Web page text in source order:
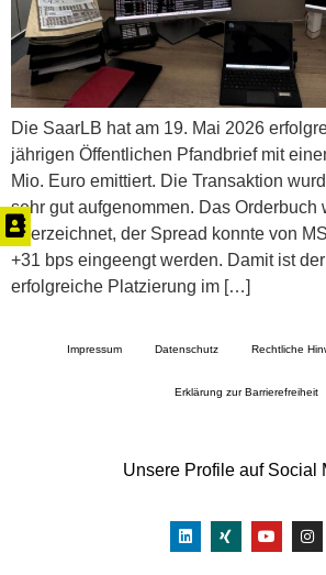
Die SaarLB hat am 19. Mai 2026
jährigen Öffentlichen Pfandbrief mit
Mio. Euro emittiert. Die Transaktion
sehr gut aufgenommen. Das Orderbuch
überzeichnet, der Spread konnte von
+31 bps eingeengt werden. Damit ist
erfolgreiche Platzierung im […]
Impressum Datenschutz Rechtliche
Erklärung zur Barrierefreiheit
Unsere Profile auf Social